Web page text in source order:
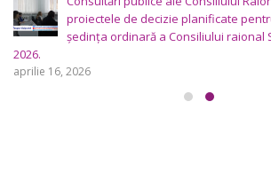
Consultări publice ale Consiliului
proiectele de decizie planificate
ședința ordinară a Consiliului raional
2026.
aprilie 16, 2026